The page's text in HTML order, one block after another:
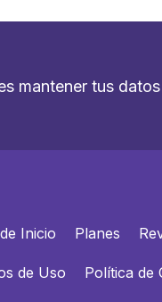
mantener tus
Inicio Planes
de Uso Política de